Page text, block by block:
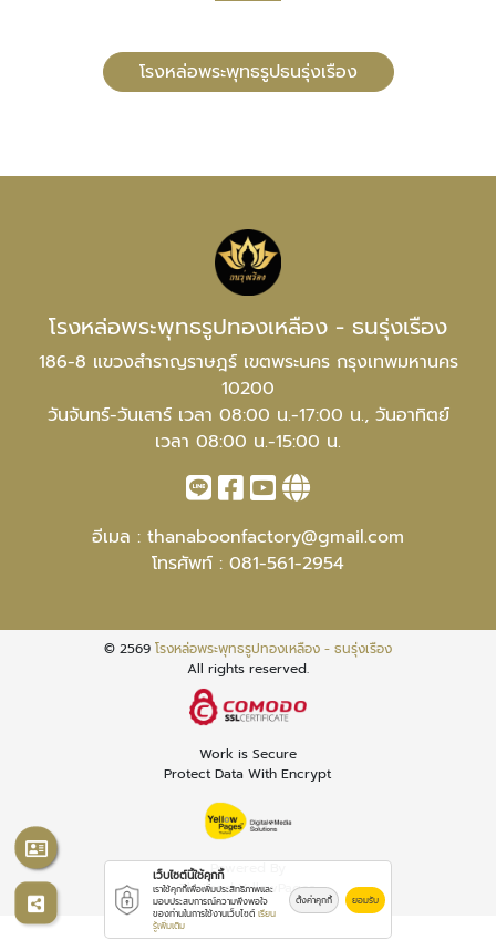
โรงหล่อพระพุทธรูปธนรุ่งเรือง
โรงหล่อพระพุทธรูปทองเหลือง - ธนรุ่งเรือง
186-8 แขวงสำราญราษฎร์ เขตพระนคร กรุงเทพมหานคร
10200
วันจันทร์-วันเสาร์ เวลา 08:00 น.-17:00 น., วันอาทิตย์
เวลา 08:00 น.-15:00 น.
อีเมล : thanaboonfactory@gmail.com
โทรศัพท์ : 081-561-2954
© 2569 โรงหล่อพระพุทธรูปทองเหลือง - ธนรุ่งเรือง
All rights reserved.
Work is Secure
Protect Data With Encrypt
Powered By
Thailand YellowPages
เว็บไซต์นี้ใช้คุกกี้
เราใช้คุกกี้เพื่อเพิ่มประสิทธิภาพและ
มอบประสบการณ์ความพึงพอใจ
ของท่านในการใช้งานเว็บไซต์ เรียน
รู้เพิ่มเติม
ตั้งค่าคุกกี้ ยอมรับ